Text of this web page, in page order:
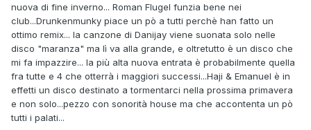
nuova di fine inverno... Roman Flugel funzia bene nei
club...Drunkenmunky piace un pò a tutti perchè han fatto un
ottimo remix... la canzone di Danijay viene suonata solo nelle
disco "maranza" ma lì va alla grande, e oltretutto è un disco che
mi fa impazzire... la più alta nuova entrata è probabilmente quella
fra tutte e 4 che otterrà i maggiori successi...Haji & Emanuel è in
effetti un disco destinato a tormentarci nella prossima primavera
e non solo...pezzo con sonorità house ma che accontenta un pò
tutti i palati...